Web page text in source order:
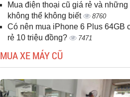
Mua điện thoại cũ giá rẻ và
không thể không biết
8760
Có nên mua iPhone 6 Plus 64GB
rẻ 10 triệu đồng?
7471
MUA XE MÁY CŨ